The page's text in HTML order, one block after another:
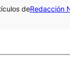
deRedacción